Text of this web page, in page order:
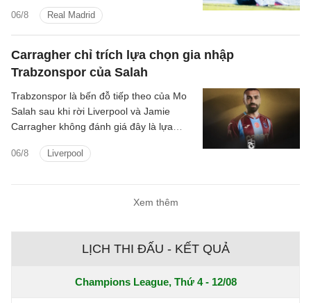
06/8 Real Madrid
Carragher chỉ trích lựa chọn gia nhập
Trabzonspor của Salah
06/8 Liverpool
Trabzonspor là bến đỗ tiếp theo của Mo
Salah sau khi rời Liverpool và Jamie
Carragher không đánh giá đây là lựa
Xem thêm
LỊCH THI ĐẤU - KẾT QUẢ
Champions League, Thứ 4 - 12/08